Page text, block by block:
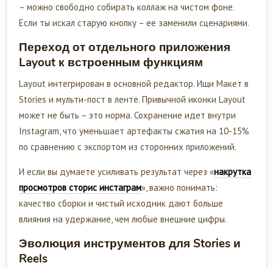
– можно свободно собирать коллаж на чистом фоне.
Если ты искал старую кнопку – ее заменили сценариями.
Переход от отдельного приложения
Layout к встроенным функциям
Layout интегрирован в основной редактор. Ищи Макет в
Stories и мульти-пост в ленте. Привычной иконки Layout
может не быть – это норма. Сохранение идет внутри
Instagram, что уменьшает артефакты сжатия на 10-15%
по сравнению с экспортом из сторонних приложений.
И если вы думаете усиливать результат через «накрутка
просмотров сторис инстаграм», важно понимать:
качество сборки и чистый исходник дают больше
влияния на удержание, чем любые внешние цифры.
Эволюция инструментов для Stories и
Reels